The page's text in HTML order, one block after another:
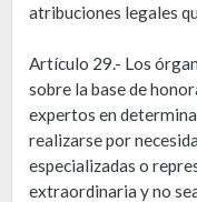
atribuciones legales
Artículo 29.- Los
sobre la base de
expertos en
realizarse por
especializadas o
extraordinaria y no